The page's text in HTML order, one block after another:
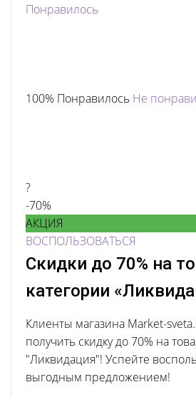
Понравилось
100% Понравилось Не
?
-70%
АКЦИЯ
ВОСПОЛЬЗОВАТЬСЯ
Скидки до 70% на
категории
Клиенты магазина Market-
получить скидку до 70% на
"Ликвидация"! Успейте
выгодным предложением!